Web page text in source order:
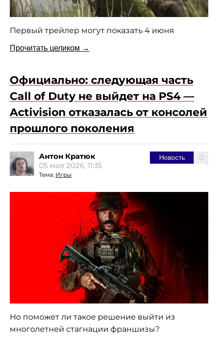
Первый трейлер могут показать 4 июня
Прочитать целиком →
Официально: следующая часть
Call of Duty не выйдет на PS4 —
Activision отказалась от консолей
прошлого поколения
0
Новость
Антон Кратюк
05 мая 2026, 11:35
Тема: Игры
Но поможет ли такое решение выйти из
многолетней стагнации франшизы?